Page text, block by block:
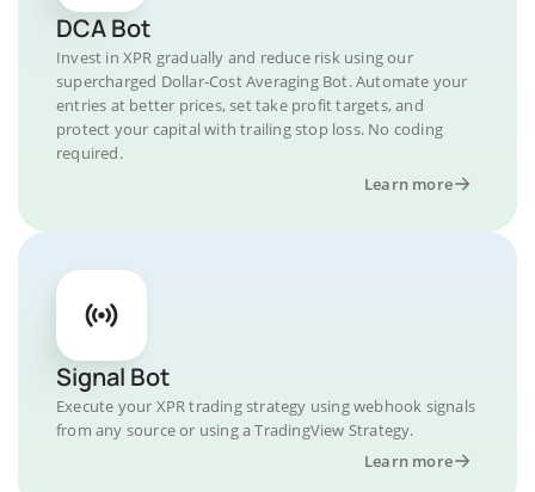
DCA Bot
Invest in XPR gradually and reduce risk using our
supercharged Dollar-Cost Averaging Bot. Automate your
entries at better prices, set take profit targets, and
protect your capital with trailing stop loss. No coding
required.
Learn more
Signal Bot
Execute your XPR trading strategy using webhook signals
from any source or using a TradingView Strategy.
Learn more